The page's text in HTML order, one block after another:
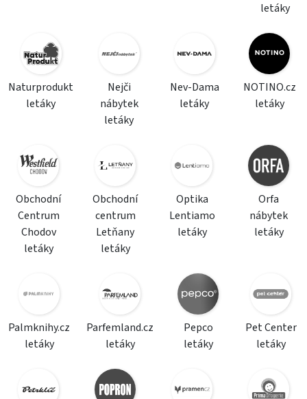
letáky
Naturprodukt
letáky
Nejči
nábytek
letáky
Nev-Dama
letáky
NOTINO.cz
letáky
Obchodní
Centrum
Chodov
letáky
Obchodní
centrum
Letňany
letáky
Optika
Lentiamo
letáky
Orfa
nábytek
letáky
Palmknihy.cz
letáky
Parfemland.cz
letáky
Pepco
letáky
Pet Center
letáky